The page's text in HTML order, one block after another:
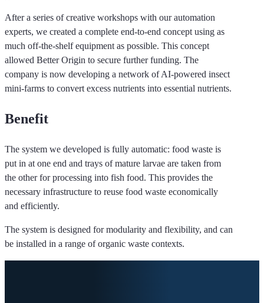
After a series of creative workshops with our automation
experts, we created a complete end-to-end concept using as
much off-the-shelf equipment as possible. This concept
allowed Better Origin to secure further funding. The
company is now developing a network of AI-powered insect
mini-farms to convert excess nutrients into essential nutrients.
Benefit
The system we developed is fully automatic: food waste is
put in at one end and trays of mature larvae are taken from
the other for processing into fish food. This provides the
necessary infrastructure to reuse food waste economically
and efficiently.
The system is designed for modularity and flexibility, and can
be installed in a range of organic waste contexts.